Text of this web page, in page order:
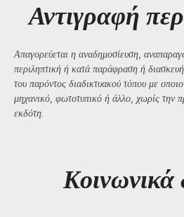
Αντιγραφή
Απαγορεύεται η αναδημοσίευση,
περιληπτική ή κατά παράφραση ή
του παρόντος διαδικτυακού τόπου με
μηχανικό, φωτοτυπικό ή άλλο, χωρίς την
εκδότη.
Kοινωνικά